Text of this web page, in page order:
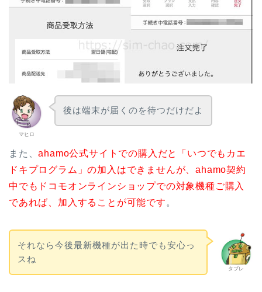
マヒロ
後は端末が届くのを待つだけだよ
また、ahamo公式サイトでの購入だと「いつでもカエ
ドキプログラム」の加入はできませんが、ahamo契約
中でもドコモオンラインショップでの対象機種ご購入
であれば、加入することが可能です 。
タブレ
それなら今後最新機種が出た時でも安心っ
スね